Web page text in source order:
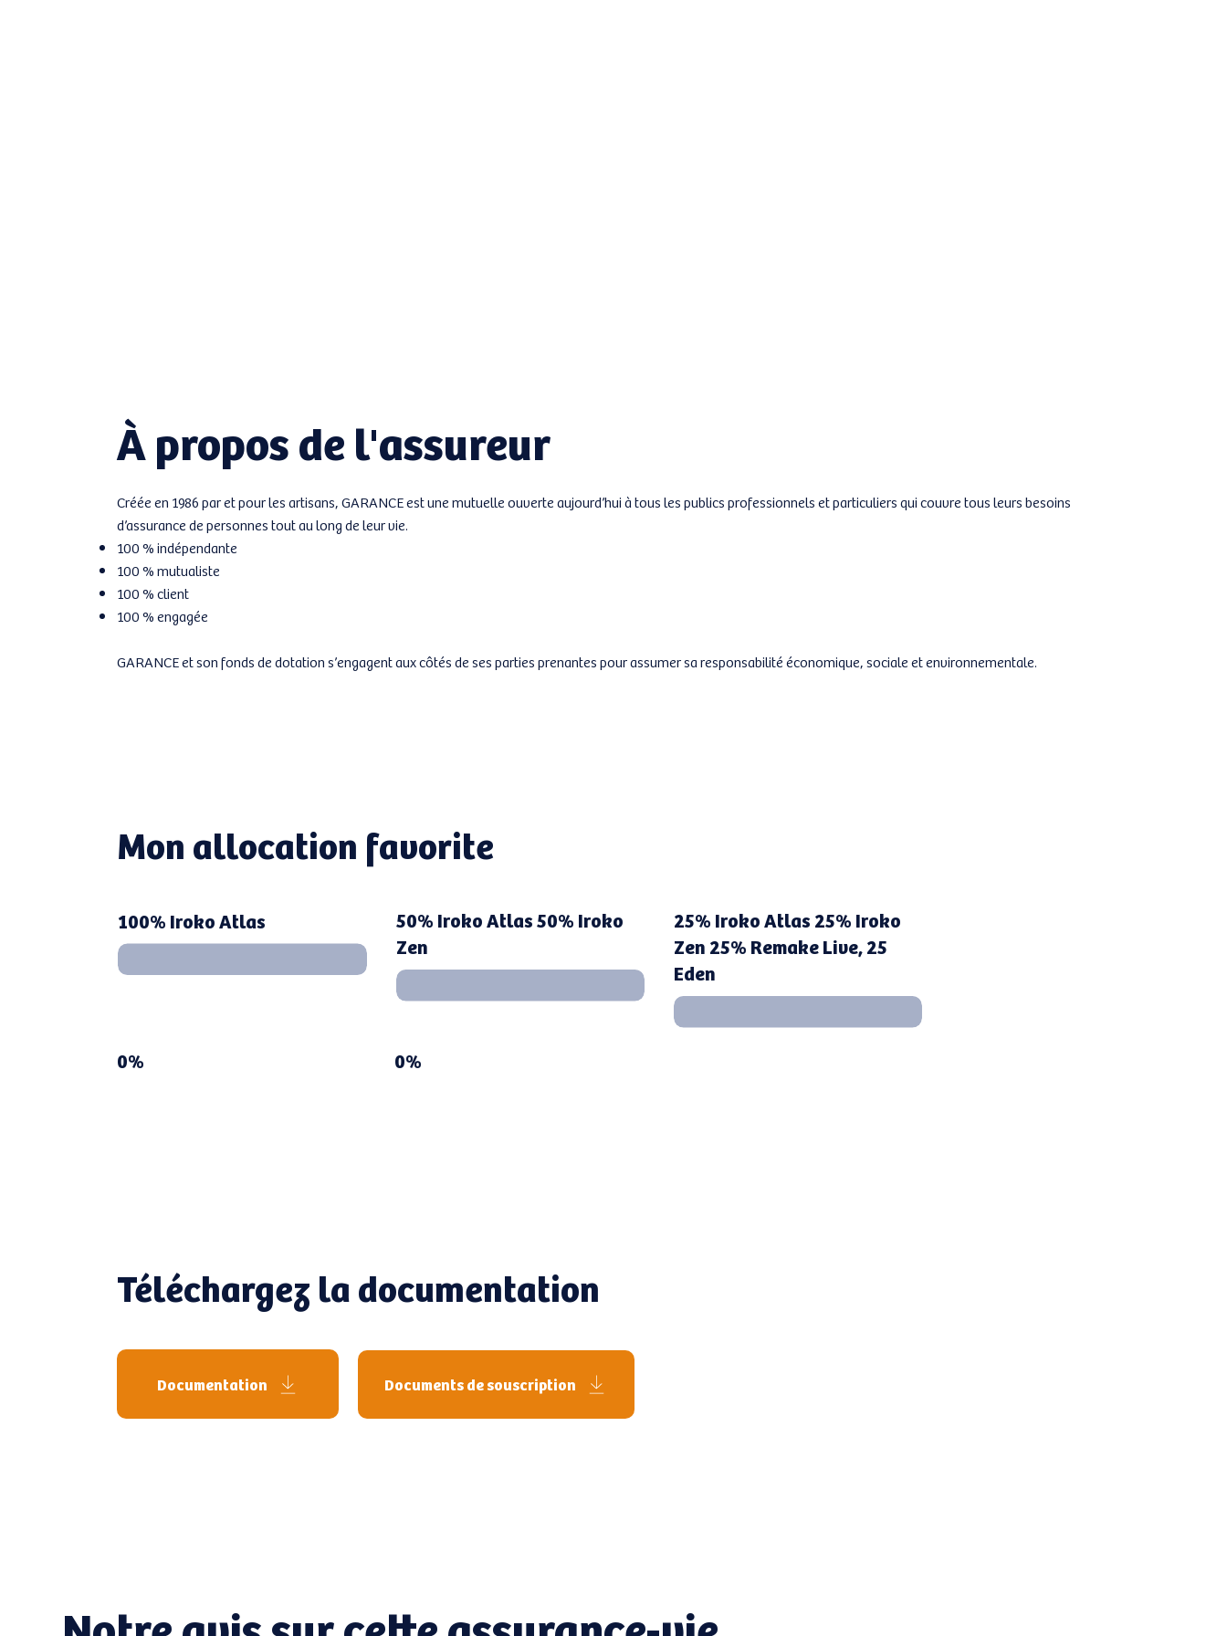
À propos de l'assureur
Créée en 1986 par et pour les artisans, GARANCE est une mutuelle ouverte aujourd’hui à tous les publics professionnels et particuliers qui couvre tous leurs besoins
d’assurance de personnes tout au long de leur vie.
100 % indépendante
100 % mutualiste
100 % client
100 % engagée
GARANCE et son fonds de dotation s’engagent aux côtés de ses parties prenantes pour assumer sa responsabilité économique, sociale et environnementale.
Mon allocation favorite
100% Iroko Atlas
50% Iroko Atlas 50% Iroko
Zen
25% Iroko Atlas 25% Iroko
Zen 25% Remake Live, 25
Eden
0% 0%
Téléchargez la documentation
Documentation Documents de souscription